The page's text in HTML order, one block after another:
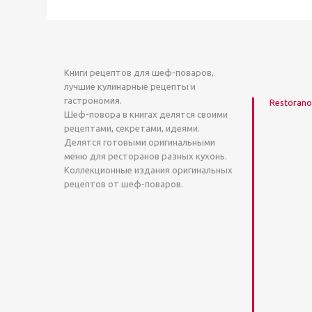
Книги рецептов для шеф-поваров,
лучшие кулинарные рецепты и
гастрономия.
Шеф-повора в книгах делятся своими
рецептами, секретами, идеями.
Делятся готовыми оригинальными
меню для ресторанов разных кухонь.
Коллекционные издания оригинальных
рецептов от шеф-поваров.